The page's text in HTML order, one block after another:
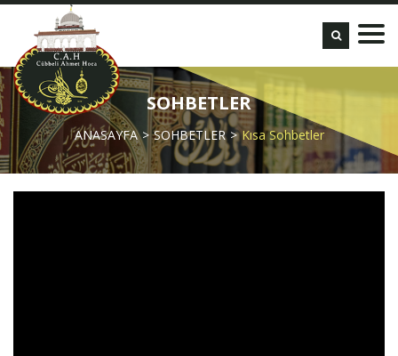
SOHBETLER
ANASAYFA SOHBETLER Kısa Sohbetler